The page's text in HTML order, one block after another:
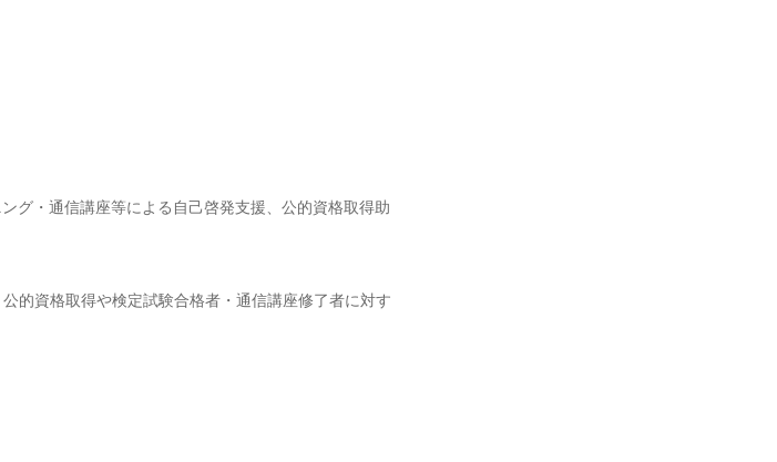
グ・通信講座等による自己啓発支援、公的資格取得助
的資格取得や検定試験合格者・通信講座修了者に対す